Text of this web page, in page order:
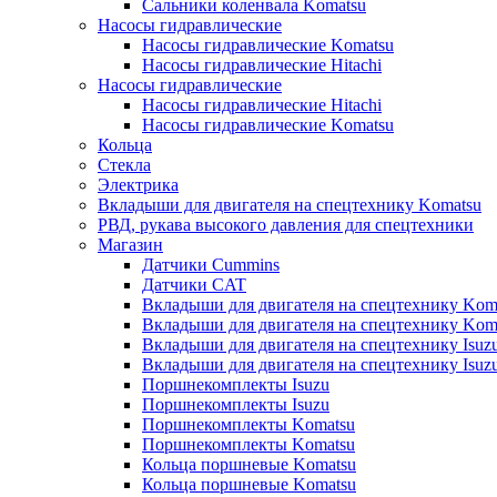
Сальники коленвала Komatsu
Насосы гидравлические
Насосы гидравлические Komatsu
Насосы гидравлические Hitachi
Насосы гидравлические
Насосы гидравлические Hitachi
Насосы гидравлические Komatsu
Кольца
Стекла
Электрика
Вкладыши для двигателя на спецтехнику Komatsu
РВД, рукава высокого давления для спецтехники
Магазин
Датчики Cummins
Датчики CAT
Вкладыши для двигателя на спецтехнику
Вкладыши для двигателя на спецтехнику
Вкладыши для двигателя на спецтехнику
Вкладыши для двигателя на спецтехнику
Поршнекомплекты Isuzu
Поршнекомплекты Isuzu
Поршнекомплекты Komatsu
Поршнекомплекты Komatsu
Кольца поршневые Komatsu
Кольца поршневые Komatsu